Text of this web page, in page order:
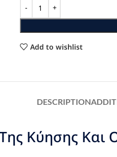
Add to wishlist
DESCRIPTION
Κύησης Και